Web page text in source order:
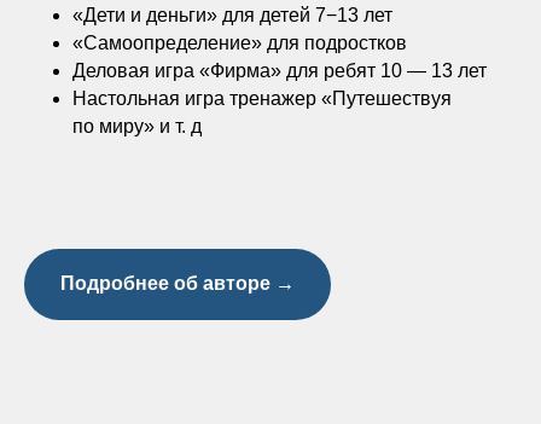
«Дети и деньги» для детей 7−13 лет
«Самоопределение» для подростков
Деловая игра «Фирма» для ребят 10 — 13 лет
Настольная игра тренажер «Путешествуя
по миру» и т. д
Подробнее об авторе →